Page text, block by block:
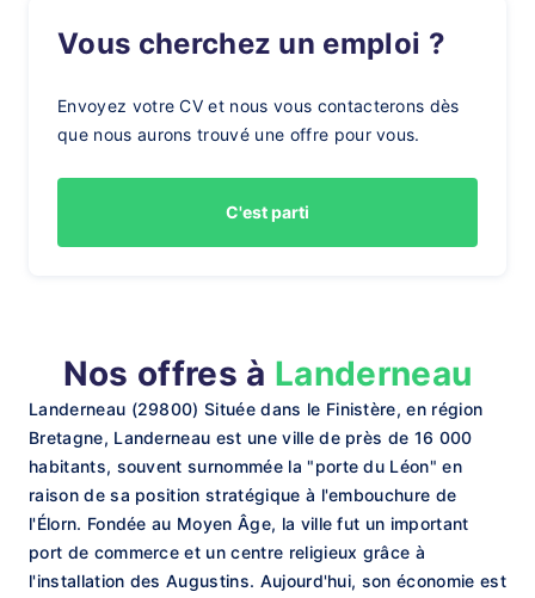
Vous cherchez un emploi ?
Envoyez votre CV et nous vous contacterons dès
que nous aurons trouvé une offre pour vous.
C'est parti
Nos offres à Landerneau
Landerneau (29800) Située dans le Finistère, en région
Bretagne, Landerneau est une ville de près de 16 000
habitants, souvent surnommée la "porte du Léon" en
raison de sa position stratégique à l'embouchure de
l'Élorn. Fondée au Moyen Âge, la ville fut un important
port de commerce et un centre religieux grâce à
l'installation des Augustins. Aujourd'hui, son économie est